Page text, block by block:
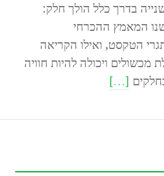
בדרך כלל הולך חלק:
המאמץ ההכרחי
הטקסט, ואילו הקריאה
מכשולים ויכולה להיות חוויה
[…]